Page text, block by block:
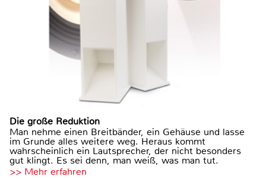
Die große Reduktion
Man nehme einen Breitbänder, ein Gehäuse und lasse
im Grunde alles weitere weg. Heraus kommt
wahrscheinlich ein Lautsprecher, der nicht besonders
gut klingt. Es sei denn, man weiß, was man tut.
>> Mehr erfahren